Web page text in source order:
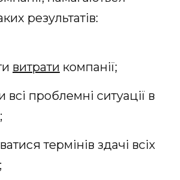
результатів:
витрати компанії;
всі проблемні ситуації в
термінів здачі всіх